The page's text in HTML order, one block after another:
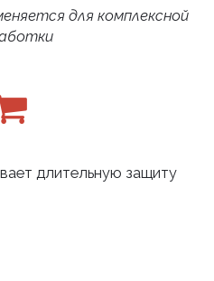
для комплексной
длительную защиту